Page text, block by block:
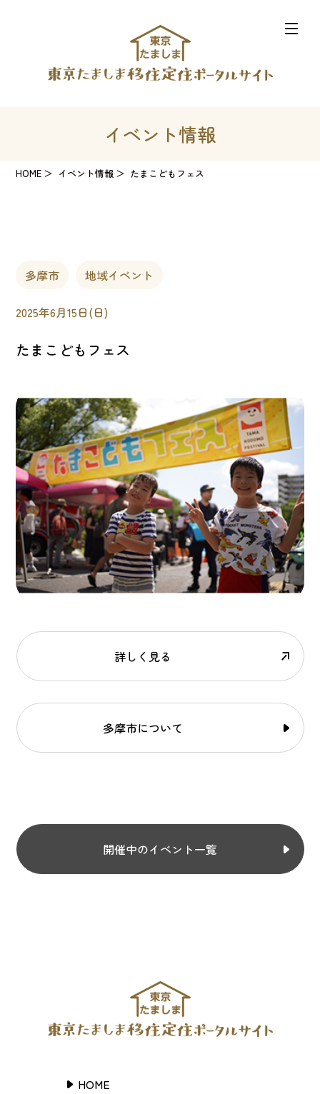
イベント情報
HOME イベント情報 たまこどもフェス
多摩市 地域イベント
2025年6月15日(日)
たまこどもフェス
詳しく見る
多摩市について
開催中のイベント一覧
HOME